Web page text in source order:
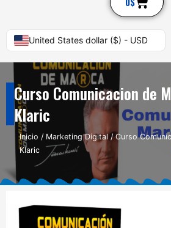
United States dollar ($) - USD
Curso Comunicacion de
Klaric
Inicio / Marketing Digital/ Curso
Klaric